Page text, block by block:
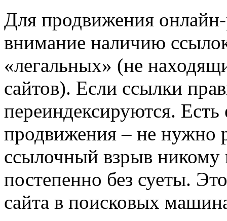
Для продвижения онлайн-
внимание наличию
«легальных» (не
сайтов). Если ссылки
переиндексируются.
продвижения – не нужно
ссылочный взрыв никому
постепенно без суеты.
сайта в поисковых